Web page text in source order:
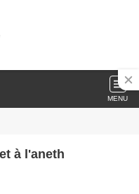
MENU
à l'aneth